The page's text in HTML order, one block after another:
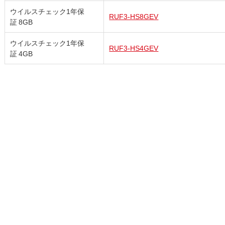
ウイルスチェック1年保
証 8GB
RUF3-HS8GEV
ウイルスチェック1年保
証 4GB
RUF3-HS4GEV